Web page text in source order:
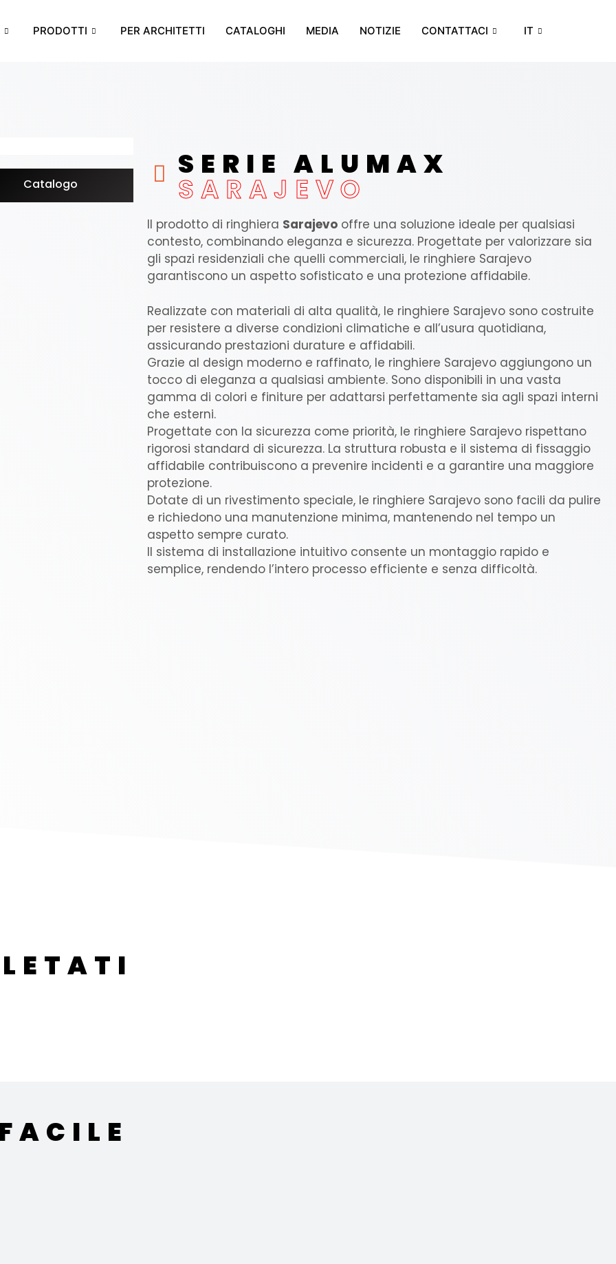
PRODOTTI PER ARCHITETTI CATALOGHI MEDIA NOTIZIE CONTATTACI IT
Catalogo
SERIE ALUMAX
SARAJEVO
Il prodotto di ringhiera Sarajevooffre una soluzione ideale per qualsiasi
contesto, combinando eleganza e sicurezza. Progettate per valorizzare sia
gli spazi residenziali che quelli commerciali, le ringhiere Sarajevo
garantiscono un aspetto sofisticato e una protezione affidabile.
Realizzate con materiali di alta qualità, le ringhiere Sarajevo sono costruite
per resistere a diverse condizioni climatiche e all’usura quotidiana,
assicurando prestazioni durature e affidabili.
Grazie al design moderno e raffinato, le ringhiere Sarajevo aggiungono un
tocco di eleganza a qualsiasi ambiente. Sono disponibili in una vasta
gamma di colori e finiture per adattarsi perfettamente sia agli spazi interni
che esterni.
Progettate con la sicurezza come priorità, le ringhiere Sarajevo rispettano
rigorosi standard di sicurezza. La struttura robusta e il sistema di fissaggio
affidabile contribuiscono a prevenire incidenti e a garantire una maggiore
protezione.
Dotate di un rivestimento speciale, le ringhiere Sarajevo sono facili da pulire
e richiedono una manutenzione minima, mantenendo nel tempo un
aspetto sempre curato.
Il sistema di installazione intuitivo consente un montaggio rapido e
semplice, rendendo l’intero processo efficiente e senza difficoltà.